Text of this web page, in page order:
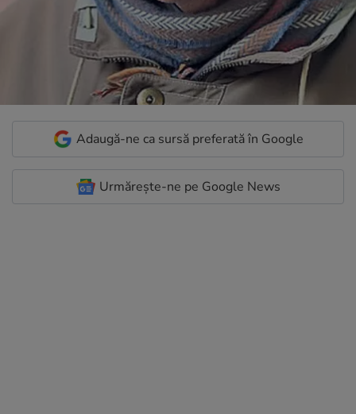
Adaugă-ne ca sursă preferată în Google
Urmărește-ne pe Google News